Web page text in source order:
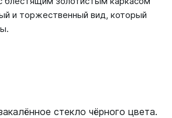
и торжественный вид, который
стекло чёрного цвета.